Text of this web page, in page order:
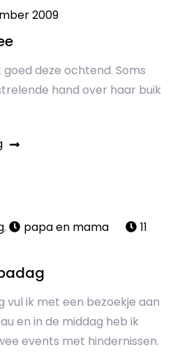
2009
deze ochtend. Soms
hand over haar buik
, papa en mama
11
vul ik met een bezoekje aan
en in de middag heb ik
events met hindernissen.